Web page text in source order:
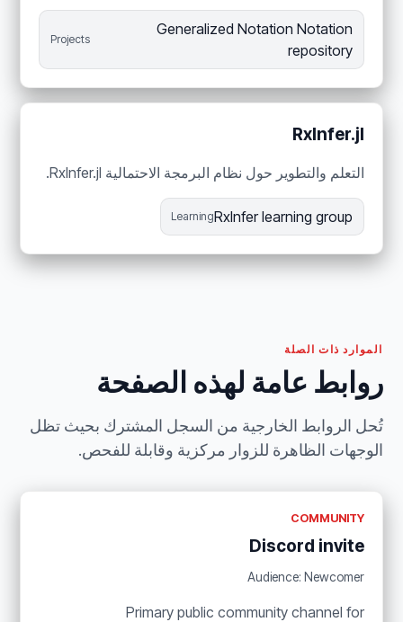
Generalized Notation Notation
repository
Projects
RxInfer.jl
التعلم والتطوير حول نظام البرمجة الاحتمالية RxInfer.jl.
RxInfer learning group
Learning
الموارد ذات الصلة
روابط عامة لهذه الصفحة
تُحل الروابط الخارجية من السجل المشترك بحيث تظل
الوجهات الظاهرة للزوار مركزية وقابلة للفحص.
COMMUNITY
Discord invite
Audience: Newcomer
Primary public community channel for